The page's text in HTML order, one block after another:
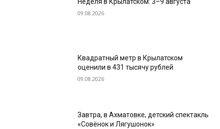
09.08.2026
Квадратный метр в Крылатском
оценили в 431 тысячу рублей
09.08.2026
Завтра, в Ахматовке, детский спектакль
«Совёнок и Лягушонок»